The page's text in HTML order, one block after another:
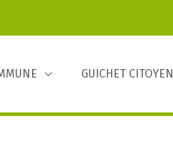
GUICHET CITOYEN